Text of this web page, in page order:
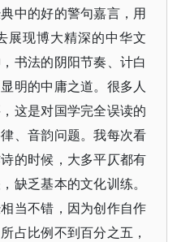
中的好的警句嘉言，用
展现博大精深的中华文
书法的阴阳节奏、计白
明的中庸之道。很多人
这是对国学完全误读的
、音韵问题。我每次看
的时候，大多平仄都有
缺乏基本的文化训练。
当不错，因为创作自作
占比例不到百分之五，